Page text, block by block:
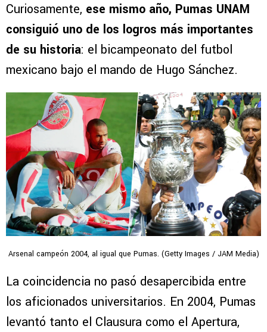
Curiosamente, ese mismo año, Pumas UNAM
consiguió uno de los logros más importantes
de su historia: el bicampeonato del futbol
mexicano bajo el mando de Hugo Sánchez.
Arsenal campeón 2004, al igual que Pumas. (Getty Images / JAM Media)
La coincidencia no pasó desapercibida entre
los aficionados universitarios. En 2004, Pumas
levantó tanto el Clausura como el Apertura,